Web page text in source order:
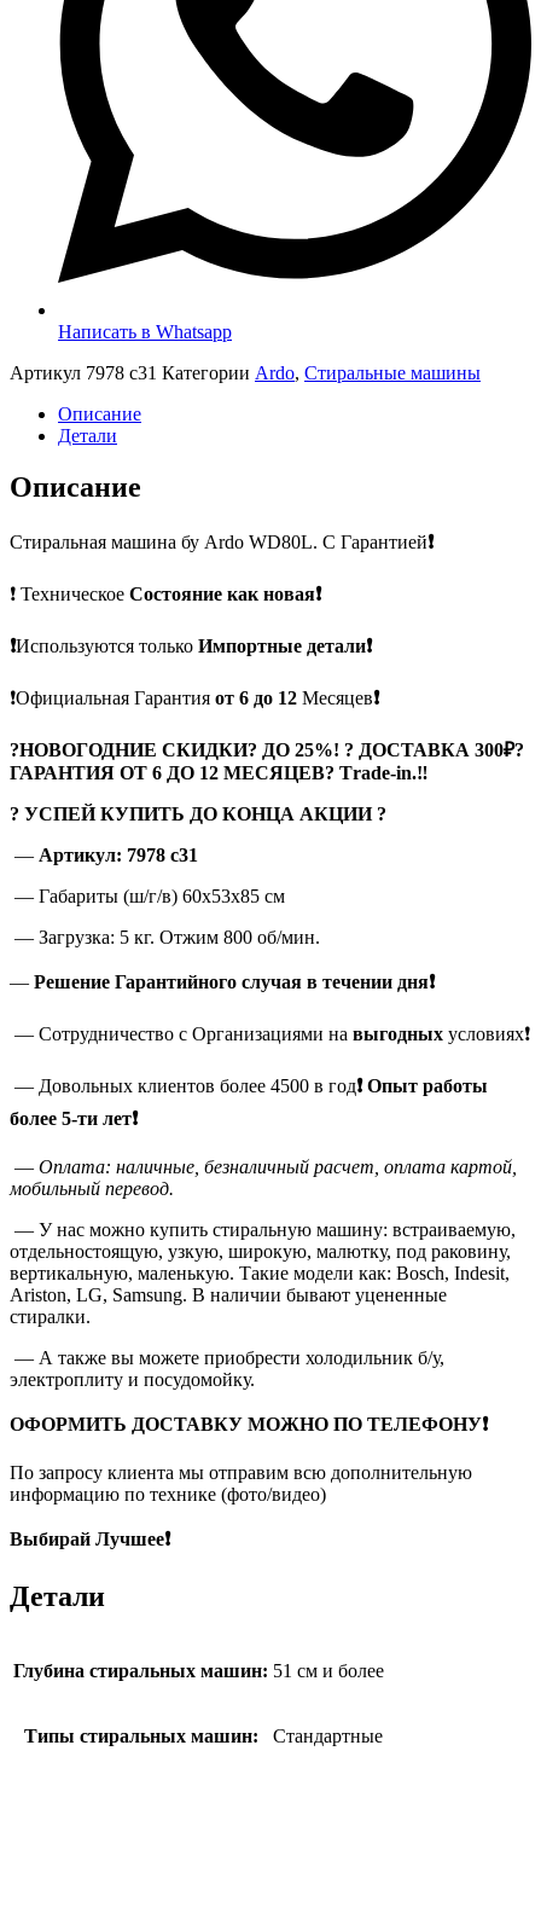
Написать в Whatsapp
Артикул 7978 c31 Категории Ardo, Стиральные машины
Описание
Детали
Описание
Стиральная машина бу Ardo WD80L. С Гарантией❗
❗ Техническое Состояние как новая❗
❗Используются только Импортные детали❗
❗Официальная Гарантия от 6 до 12 Месяцев❗
?НОВОГОДНИЕ СКИДКИ? ДО 25%! ? ДОСТАВКА 300₽?
ГАРАНТИЯ ОТ 6 ДО 12 МЕСЯЦЕВ? Тrade-in.‼
? УСПЕЙ КУПИТЬ ДО КОНЦА АКЦИИ ?
— Артикул: 7978 c31
— Габариты (ш/г/в) 60x53x85 см
— Загрузка: 5 кг. Отжим 800 об/мин.
— Решение Гарантийного случая в течении дня❗
— Сотрудничество с Организациями на выгодных условиях❗
— Довольных клиентов более 4500 в год❗ Опыт работы
более 5-ти лет❗
— Оплата: наличные, безналичный расчет, оплата картой,
мобильный перевод.
— У нас можно купить стиральную машину: встраиваемую,
отдельностоящую, узкую, широкую, малютку, под раковину,
вертикальную, маленькую. Такие модели как: Bosch, Indesit,
Ariston, LG, Samsung. В наличии бывают уцененные
стиралки.
— А также вы можете приобрести холодильник б/у,
электроплиту и посудомойку.
ОФОРМИТЬ ДОСТАВКУ МОЖНО ПО ТЕЛЕФОНУ❗
По запросу клиента мы отправим всю дополнительную
информацию по технике (фото/видео)
Выбирай Лучшее❗
Детали
Глубина стиральных машин: 51 см и более
Типы стиральных машин: Стандартные